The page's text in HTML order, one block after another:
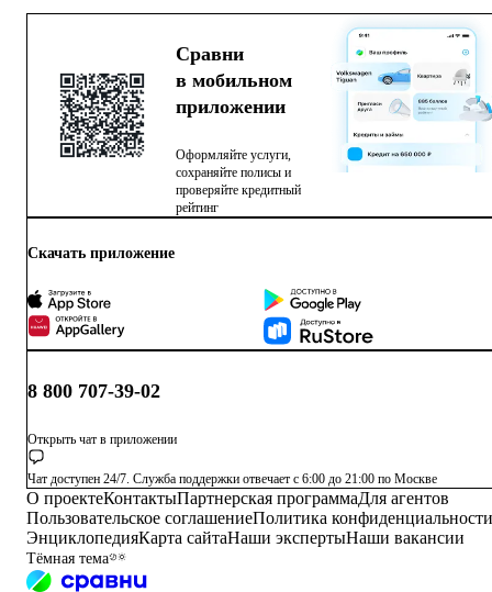
Сравни
в мобильном
приложении
Оформляйте услуги,
сохраняйте полисы и
проверяйте кредитный
рейтинг
Скачать приложение
8 800 707-39-02
Открыть чат в приложении
Чат доступен 24/7. Служба поддержки отвечает с 6:00 до 21:00 по Москве
О проектеКонтактыПартнерская программаДля агентов
Пользовательское соглашениеПолитика конфиденциальности
ЭнциклопедияКарта сайтаНаши экспертыНаши вакансии
Тёмная тема